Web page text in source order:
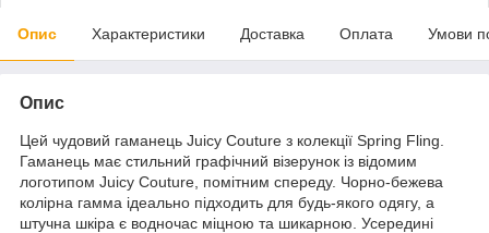
Опис Характеристики Доставка Оплата Умови
Опис
Цей чудовий гаманець Juicy Couture з колекції Spring Fling.
Гаманець має стильний графічний візерунок із відомим
логотипом Juicy Couture, помітним спереду. Чорно-бежева
колірна гамма ідеально підходить для будь-якого одягу, а
штучна шкіра є водночас міцною та шикарною. Усередині